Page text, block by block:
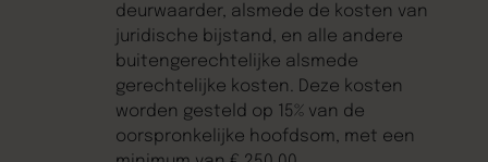
deurwaarder, alsmede de kosten van
juridische bijstand, en alle andere
buitengerechtelijke alsmede
gerechtelijke kosten. Deze kosten
worden gesteld op 15% van de
oorspronkelijke hoofdsom, met een